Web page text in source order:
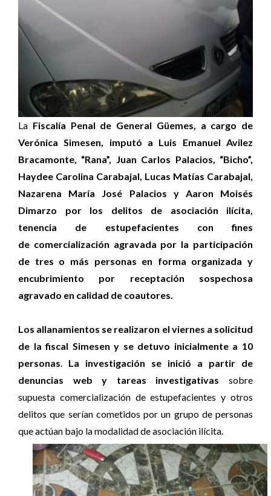
La Fiscalía Penal de General Güemes, a cargo de
Verónica Simesen, imputó a Luis Emanuel Avilez
Bracamonte, “Rana”, Juan Carlos Palacios, “Bicho”,
Haydee Carolina Carabajal, Lucas Matías Carabajal,
Nazarena María José Palacios y Aaron Moisés
Dimarzo por los delitos de asociación ilícita,
tenencia de estupefacientes con fines
de comercialización agravada por la participación
de tres o más personas en forma organizada y
encubrimiento por receptación sospechosa
agravado en calidad de coautores.
Los allanamientos se realizaron el viernes a solicitud
de la fiscal Simesen y se detuvo inicialmente a 10
personas. La investigación se inició a partir de
denuncias web y tareas investigativas sobre
supuesta comercialización de estupefacientes y otros
delitos que serían cometidos por un grupo de personas
que actúan bajo la modalidad de asociación ilícita.